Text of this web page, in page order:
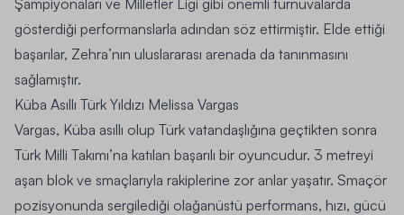
gösterdiği performanslarla adından söz ettirmiştir. Elde ettiği
başarılar, Zehra’nın uluslararası arenada da tanınmasını
sağlamıştır.
Küba Asıllı Türk Yıldızı Melissa Vargas
Vargas, Küba asıllı olup Türk vatandaşlığına geçtikten sonra
Türk Milli Takımı’na katılan başarılı bir oyuncudur. 3 metreyi
aşan blok ve smaçlarıyla rakiplerine zor anlar yaşatır. Smaçör
pozisyonunda sergilediği olağanüstü performans, hızı, gücü